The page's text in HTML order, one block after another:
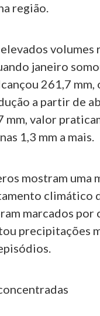
região.
janeiro
261,7
a partir de
mm, valor
1,3 mm a mais.
mostram uma
climático
marcados por
precipitações